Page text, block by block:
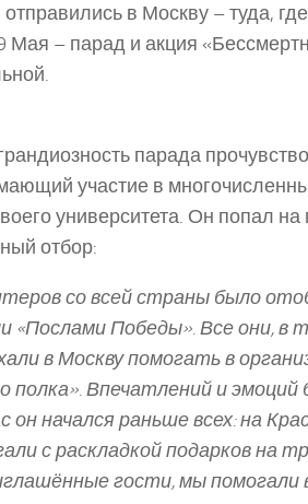
отправились в Москву – туда,
Мая – парад и акция
парада
участие в
университета. Он попал на
отбор:
со всей страны было
«Послами Победы». Все они, в
в Москву помогать в
полка». Впечатлений и
он начался раньше всех: на
с раскладкой подарков на
гости, мы